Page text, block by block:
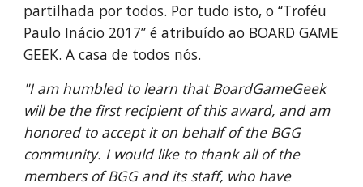
partilhada por todos. Por tudo isto, o “Troféu
Paulo Inácio 2017” é atribuído ao BOARD GAME
GEEK. A casa de todos nós.
"I am humbled to learn that BoardGameGeek
will be the first recipient of this award, and am
honored to accept it on behalf of the BGG
community. I would like to thank all of the
members of BGG and its staff, who have